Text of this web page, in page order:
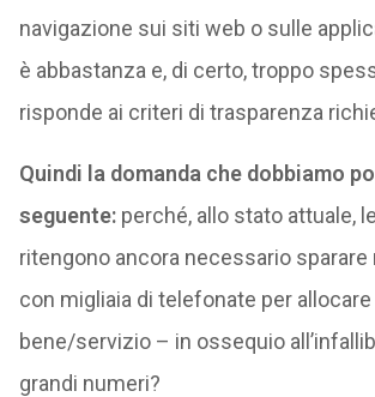
navigazione sui siti web o sulle
è abbastanza e, di certo, troppo
risponde ai criteri di trasparenza
Quindi la domanda che dobbiamo
seguente: perché, allo stato attuale,
ritengono ancora necessario
con migliaia di telefonate per allocare
bene/servizio – in ossequio
grandi numeri?